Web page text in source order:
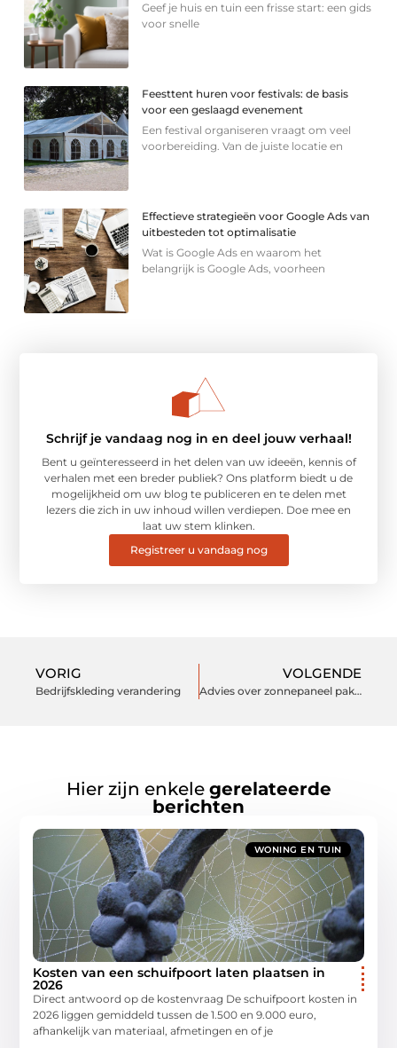
Geef je huis en tuin een frisse start: een gids
voor snelle
Feesttent huren voor festivals: de basis
voor een geslaagd evenement
Een festival organiseren vraagt om veel
voorbereiding. Van de juiste locatie en
Effectieve strategieën voor Google Ads van
uitbesteden tot optimalisatie
Wat is Google Ads en waarom het
belangrijk is Google Ads, voorheen
Schrijf je vandaag nog in en deel jouw verhaal!
Bent u geïnteresseerd in het delen van uw ideeën, kennis of
verhalen met een breder publiek? Ons platform biedt u de
mogelijkheid om uw blog te publiceren en te delen met
lezers die zich in uw inhoud willen verdiepen. Doe mee en
laat uw stem klinken.
Registreer u vandaag nog
VORIG
Bedrijfskleding verandering
VOLGENDE
Advies over zonnepaneel pakketten
Hier zijn enkele gerelateerde
berichten
WONING EN TUIN
Kosten van een schuifpoort laten plaatsen in
2026
Direct antwoord op de kostenvraag De schuifpoort kosten in
2026 liggen gemiddeld tussen de 1.500 en 9.000 euro,
afhankelijk van materiaal, afmetingen en of je